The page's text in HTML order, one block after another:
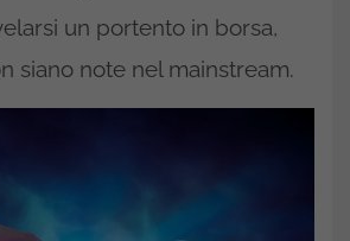
un portento in borsa,
siano note nel mainstream.